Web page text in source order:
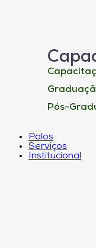
Pós-
Polos
Serviços
Institucional